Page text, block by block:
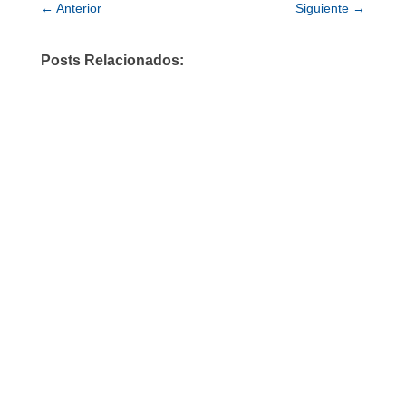
← Anterior Siguiente →
Posts Relacionados: